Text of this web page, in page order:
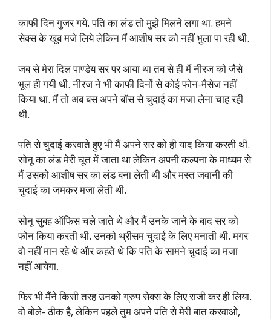
काफी दिन गुजर गये. पति का लंड तो मुझे मिलने लगा था. हमने
सेक्स के खूब मजे लिये लेकिन मैं आशीष सर को नहीं भुला पा रही थी.
जब से मेरा दिल पाण्डेय सर पर आया था तब से ही मैं नीरज को जैसे
भूल ही गयी थी. नीरज ने भी काफी दिनों से कोई फोन-मैसेज नहीं
किया था. मैं तो अब बस अपने बॉस से चुदाई का मजा लेना चाह रही
थी.
पति से चुदाई करवाते हुए भी मैं अपने सर को ही याद किया करती थी.
सोनू का लंड मेरी चूत में जाता था लेकिन अपनी कल्पना के माध्यम से
मैं उसको आशीष सर का लंड बना लेती थी और मस्त जवानी की
चुदाई का जमकर मजा लेती थी.
सोनू सुबह ऑफिस चले जाते थे और मैं उनके जाने के बाद सर को
फोन किया करती थी. उनको थ्रीसम चुदाई के लिए मनाती थी. मगर
वो नहीं मान रहे थे और कहते थे कि पति के सामने चुदाई का मजा
नहीं आयेगा.
फिर भी मैंने किसी तरह उनको ग्रुप सेक्स के लिए राजी कर ही लिया.
वो बोले- ठीक है, लेकिन पहले तुम अपने पति से मेरी बात करवाओ,